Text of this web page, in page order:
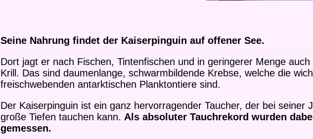
Seine Nahrung findet der Kaiserpinguin auf offener See.
Dort jagt er nach Fischen, Tintenfischen und in geringerer Menge
Krill. Das sind daumenlange, schwarmbildende Krebse, welche die
freischwebenden antarktischen Planktontiere sind.
Der Kaiserpinguin ist ein ganz hervorragender Taucher, der bei seiner
große Tiefen tauchen kann.Als absoluter Tauchrekord wurden
gemessen.